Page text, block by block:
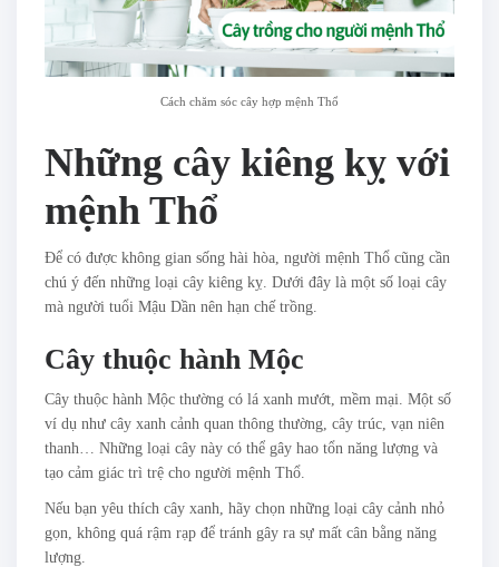
Cách chăm sóc cây hợp mệnh Thổ
Những cây kiêng kỵ với
mệnh Thổ
Để có được không gian sống hài hòa, người mệnh Thổ cũng cần
chú ý đến những loại cây kiêng kỵ. Dưới đây là một số loại cây
mà người tuổi Mậu Dần nên hạn chế trồng.
Cây thuộc hành Mộc
Cây thuộc hành Mộc thường có lá xanh mướt, mềm mại. Một số
ví dụ như cây xanh cảnh quan thông thường, cây trúc, vạn niên
thanh… Những loại cây này có thể gây hao tổn năng lượng và
tạo cảm giác trì trệ cho người mệnh Thổ.
Nếu bạn yêu thích cây xanh, hãy chọn những loại cây cảnh nhỏ
gọn, không quá rậm rạp để tránh gây ra sự mất cân bằng năng
lượng.